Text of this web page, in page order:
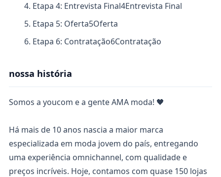
Etapa 4: Entrevista Final4Entrevista Final
Etapa 5: Oferta5Oferta
Etapa 6: Contratação6Contratação
nossa história
Somos a youcom e a gente AMA moda! 🖤
Há mais de 10 anos nascia a maior marca
especializada em moda jovem do país, entregando
uma experiência omnichannel, com qualidade e
preços incríveis. Hoje, contamos com quase 150 lojas